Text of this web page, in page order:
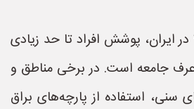
ایران، پوشش افراد تا حد زیادی
جامعه است. در برخی مناطق و
سنی، استفاده از پارچه‌های براق